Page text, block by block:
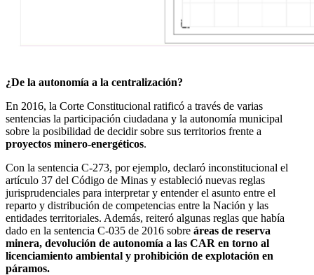
¿De la autonomía a la centralización?
En 2016, la Corte Constitucional ratificó a través de varias
sentencias la participación ciudadana y la autonomía municipal
sobre la posibilidad de decidir sobre sus territorios frente a
proyectos minero-energéticos.
Con la sentencia C-273, por ejemplo, declaró inconstitucional el
artículo 37 del Código de Minas y estableció nuevas reglas
jurisprudenciales para interpretar y entender el asunto entre el
reparto y distribución de competencias entre la Nación y las
entidades territoriales. Además, reiteró algunas reglas que había
dado en la sentencia C-035 de 2016 sobre áreas de reserva
minera, devolución de autonomía a las CAR en torno al
licenciamiento ambiental y prohibición de explotación en
páramos.